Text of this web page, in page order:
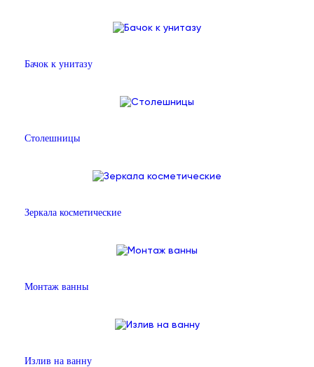
Бачок к унитазу
Столешницы
Зеркала косметические
Монтаж ванны
Излив на ванну